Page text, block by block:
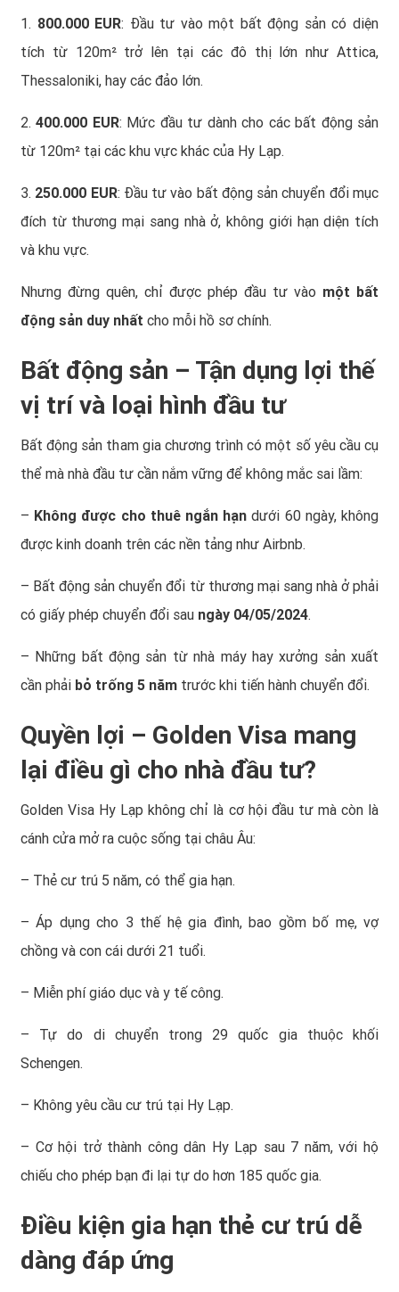
1. 800.000 EUR: Đầu tư vào một bất động sản có diện
tích từ 120m² trở lên tại các đô thị lớn như Attica,
Thessaloniki, hay các đảo lớn.
2.400.000 EUR: Mức đầu tư dành cho các bất động sản
từ 120m² tại các khu vực khác của Hy Lạp.
3. 250.000 EUR: Đầu tư vào bất động sản chuyển đổi mục
đích từ thương mại sang nhà ở, không giới hạn diện tích
và khu vực.
Nhưng đừng quên, chỉ được phép đầu tư vào một bất
động sản duy nhất cho mỗi hồ sơ chính.
Bất động sản – Tận dụng lợi thế
vị trí và loại hình đầu tư
Bất động sản tham gia chương trình có một số yêu cầu cụ
thể mà nhà đầu tư cần nắm vững để không mắc sai lầm:
– Không được cho thuê ngắn hạn dưới 60 ngày, không
được kinh doanh trên các nền tảng như Airbnb.
– Bất động sản chuyển đổi từ thương mại sang nhà ở phải
có giấy phép chuyển đổi sau ngày 04/05/2024.
– Những bất động sản từ nhà máy hay xưởng sản xuất
cần phải bỏ trống 5 năm trước khi tiến hành chuyển đổi.
Quyền lợi – Golden Visa mang
lại điều gì cho nhà đầu tư?
Golden Visa Hy Lạp không chỉ là cơ hội đầu tư mà còn là
cánh cửa mở ra cuộc sống tại châu Âu:
– Thẻ cư trú 5 năm, có thể gia hạn.
– Áp dụng cho 3 thế hệ gia đình, bao gồm bố mẹ, vợ
chồng và con cái dưới 21 tuổi.
– Miễn phí giáo dục và y tế công.
– Tự do di chuyển trong 29 quốc gia thuộc khối
Schengen.
– Không yêu cầu cư trú tại Hy Lạp.
– Cơ hội trở thành công dân Hy Lạp sau 7 năm, với hộ
chiếu cho phép bạn đi lại tự do hơn 185 quốc gia.
Điều kiện gia hạn thẻ cư trú dễ
dàng đáp ứng